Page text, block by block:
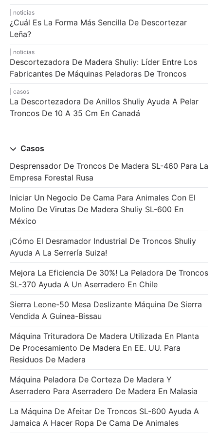
noticias
¿Cuál Es La Forma Más Sencilla De Descortezar
Leña?
noticias
Descortezadora De Madera Shuliy: Líder Entre Los
Fabricantes De Máquinas Peladoras De Troncos
casos
La Descortezadora De Anillos Shuliy Ayuda A Pelar
Troncos De 10 A 35 Cm En Canadá
Casos
Desprensador De Troncos De Madera SL-460 Para La
Empresa Forestal Rusa
Iniciar Un Negocio De Cama Para Animales Con El
Molino De Virutas De Madera Shuliy SL-600 En
México
¡Cómo El Desramador Industrial De Troncos Shuliy
Ayuda A La Serrería Suiza!
Mejora La Eficiencia De 30%! La Peladora De Troncos
SL-370 Ayuda A Un Aserradero En Chile
Sierra Leone-50 Mesa Deslizante Máquina De Sierra
Vendida A Guinea-Bissau
Máquina Trituradora De Madera Utilizada En Planta
De Procesamiento De Madera En EE. UU. Para
Residuos De Madera
Máquina Peladora De Corteza De Madera Y
Aserradero Para Aserradero De Madera En Malasia
La Máquina De Afeitar De Troncos SL-600 Ayuda A
Jamaica A Hacer Ropa De Cama De Animales